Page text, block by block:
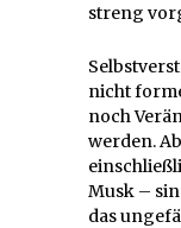
streng
nicht
noch
werden.
Musk –
das